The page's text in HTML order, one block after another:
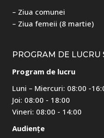
– Ziua comunei
– Ziua femeii (8 martie)
PROGRAM DE LUCRU
Program de lucru
Luni – Miercuri: 08:00 -
Joi: 08:00 - 18:00
Vineri: 08:00 - 14:00
Audiențe